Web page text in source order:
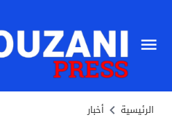
الرئيسية أخبار